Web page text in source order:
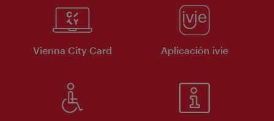
Vienna City Card Aplicación ivie